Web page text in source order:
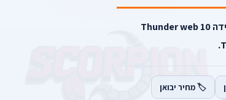
סט מקדחים ברזל מילווקי ממידה 1 עד מידה 10 Thunder web
🏷️ מחיר יבואן